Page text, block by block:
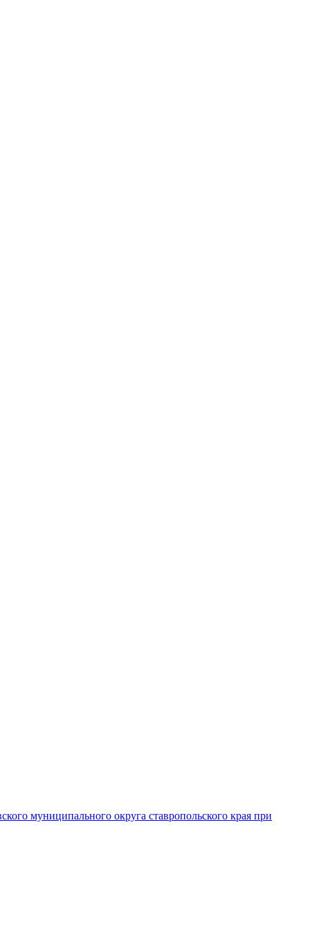
муниципального округа ставропольского края при